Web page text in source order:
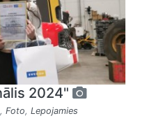
2024"
, Foto, Lepojamies